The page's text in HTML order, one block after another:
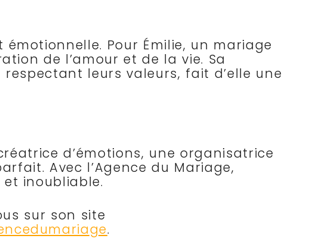
Pour Émilie, un mariage
de l’amour et de la vie. Sa
leurs valeurs, fait d’elle une
d’émotions, une organisatrice
Avec l’Agence du Mariage,
inoubliable.
sur son site
.